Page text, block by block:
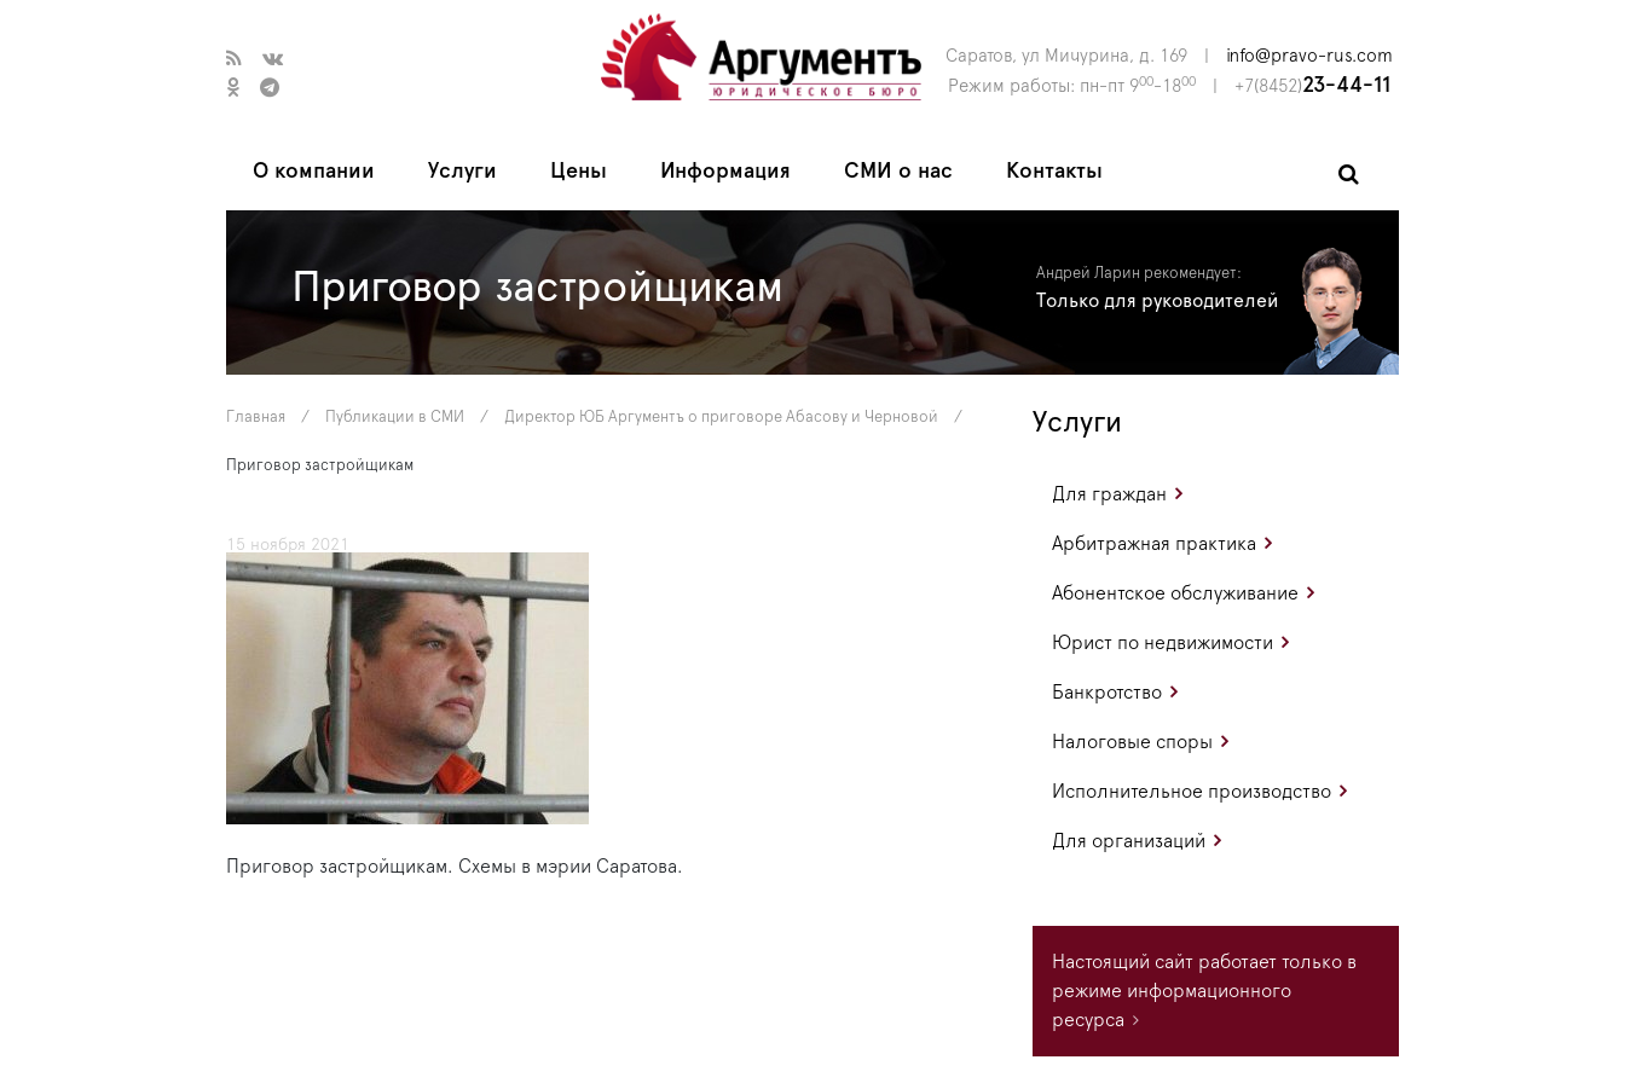
Саратов, ул Мичурина, д. 169
info@pravo-rus.com
Режим работы: пн-пт 900-1800 +7(8452)23-44-11
О компании Услуги Цены Информация СМИ о нас Контакты
Приговор застройщикам Андрей Ларин рекомендует:
Только для руководителей
Главная / Публикации в СМИ / Директор ЮБ Аргументъ о приговоре Абасову и Черновой /
Приговор застройщикам
15 ноября 2021
Приговор застройщикам. Схемы в мэрии Саратова.
Услуги
Для граждан
Арбитражная практика
Абонентское обслуживание
Юрист по недвижимости
Банкротство
Налоговые споры
Исполнительное производство
Для организаций
Настоящий сайт работает только в
режиме информационного
ресурса